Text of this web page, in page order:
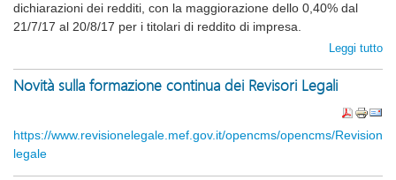
dichiarazioni dei redditi, con la maggiorazione dello 0,40% dal
21/7/17 al 20/8/17 per i titolari di reddito di impresa.
Leggi tutto
Novità sulla formazione continua dei Revisori Legali
https://www.revisionelegale.mef.gov.it/opencms/opencms/Revisione-
legale